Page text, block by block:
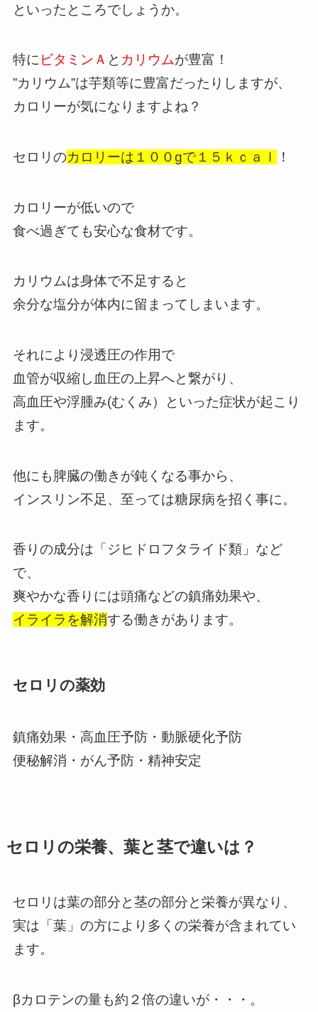
といったところでしょうか。
特にビタミンＡ と カリウムが豊富！
”カリウム”は芋類等に豊富だったりしますが、
カロリーが気になりますよね？
セロリのカロリーは１００gで１５ｋｃａｌ ！
カロリーが低いので
食べ過ぎても安心な食材です。
カリウムは身体で不足すると
余分な塩分が体内に留まってしまいます。
それにより浸透圧の作用で
血管が収縮し血圧の上昇へと繋がり、
高血圧や浮腫み(むくみ）といった症状が起こり
ます。
他にも脾臓の働きが鈍くなる事から、
インスリン不足、至っては糖尿病を招く事に。
香りの成分は「ジヒドロフタライド類」など
で、
爽やかな香りには頭痛などの鎮痛効果や、
イライラを解消する働きがあります。
セロリの薬効
鎮痛効果・高血圧予防・動脈硬化予防
便秘解消・がん予防・精神安定
セロリの栄養、葉と茎で違いは？
セロリは葉の部分と茎の部分と栄養が異なり、
実は「葉」の方により多くの栄養が含まれてい
ます。
βカロテンの量も約２倍の違いが・・・。